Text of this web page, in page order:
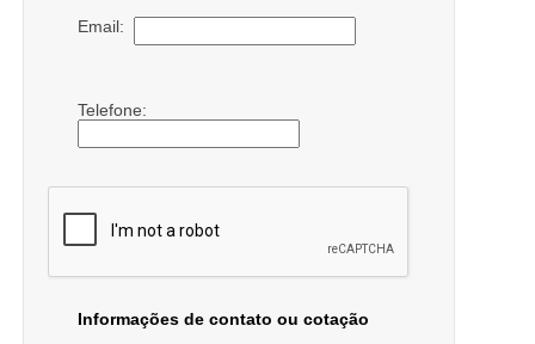
Email:
Telefone:
Informações de contato ou cotação